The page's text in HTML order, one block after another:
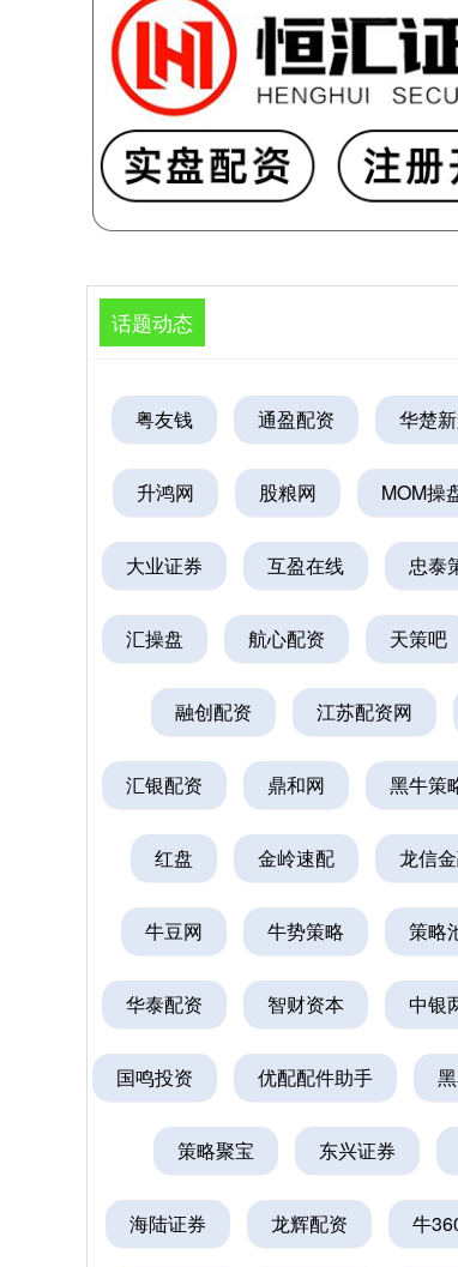
话题动态
粤友钱 通盈配资 华楚
升鸿网 股粮网 MOM操
大业证券 互盈在线 忠泰
汇操盘 航心配资 天策吧
融创配资 江苏配资网
汇银配资 鼎和网 黑牛策
红盘 金岭速配 龙信
牛豆网 牛势策略 策略
华泰配资 智财资本 中银
国鸣投资 优配配件助手
策略聚宝 东兴证券
海陆证券 龙辉配资 牛